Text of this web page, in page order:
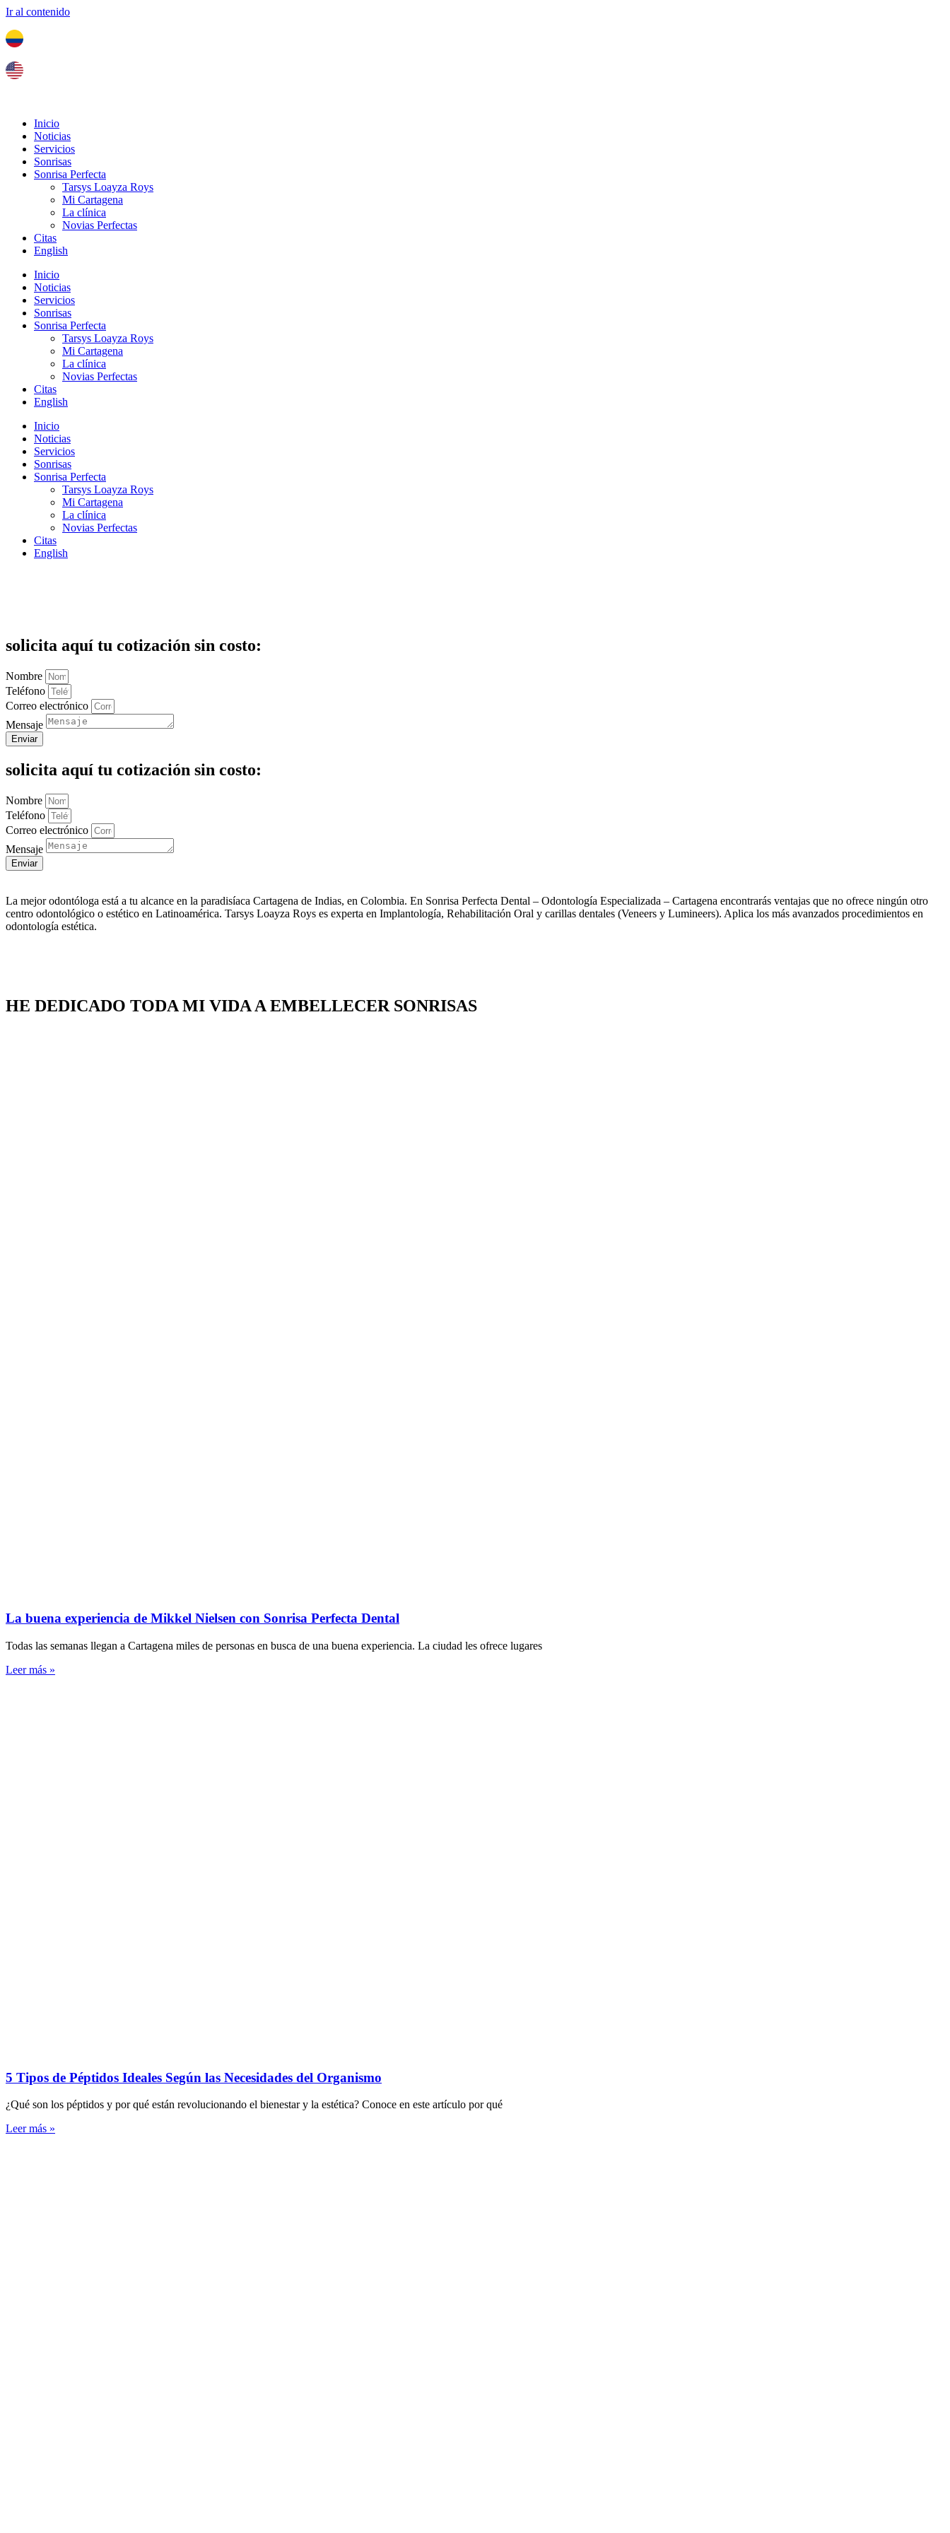
Ir al contenido
Inicio
Noticias
Servicios
Sonrisas
Sonrisa Perfecta
Tarsys Loayza Roys
Mi Cartagena
La clínica
Novias Perfectas
Citas
English
Inicio
Noticias
Servicios
Sonrisas
Sonrisa Perfecta
Tarsys Loayza Roys
Mi Cartagena
La clínica
Novias Perfectas
Citas
English
Inicio
Noticias
Servicios
Sonrisas
Sonrisa Perfecta
Tarsys Loayza Roys
Mi Cartagena
La clínica
Novias Perfectas
Citas
English
solicita aquí tu cotización sin costo:
Nombre
Teléfono
Correo electrónico
Mensaje
Enviar
solicita aquí tu cotización sin costo:
Nombre
Teléfono
Correo electrónico
Mensaje
Enviar
La mejor odontóloga está a tu alcance en la paradisíaca Cartagena de Indias, en Colombia. En Sonrisa Perfecta Dental – Odontología Especializada – Cartagena encontrarás ventajas que no ofrece ningún otro
centro odontológico o estético en Latinoamérica. Tarsys Loayza Roys es experta en Implantología, Rehabilitación Oral y carillas dentales (Veneers y Lumineers). Aplica los más avanzados procedimientos en
odontología estética.
HE DEDICADO TODA MI VIDA A EMBELLECER SONRISAS
La buena experiencia de Mikkel Nielsen con Sonrisa Perfecta Dental
Todas las semanas llegan a Cartagena miles de personas en busca de una buena experiencia. La ciudad les ofrece lugares
Leer más »
5 Tipos de Péptidos Ideales Según las Necesidades del Organismo
¿Qué son los péptidos y por qué están revolucionando el bienestar y la estética? Conoce en este artículo por qué
Leer más »